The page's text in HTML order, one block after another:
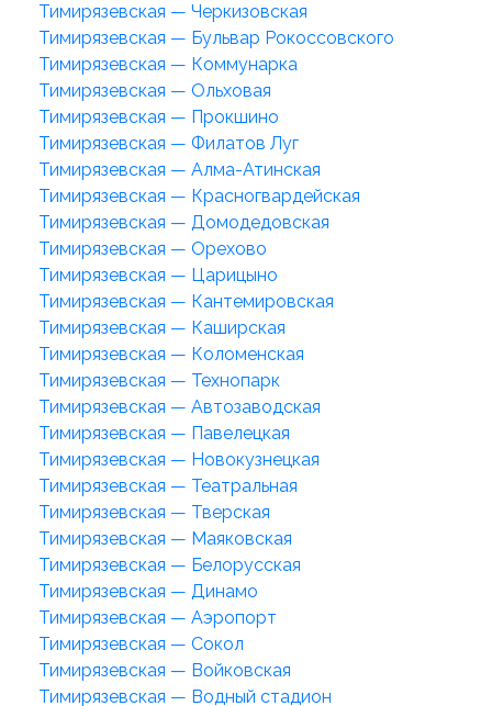
Тимирязевская — Черкизовская
Тимирязевская — Бульвар Рокоссовского
Тимирязевская — Коммунарка
Тимирязевская — Ольховая
Тимирязевская — Прокшино
Тимирязевская — Филатов Луг
Тимирязевская — Алма-Атинская
Тимирязевская — Красногвардейская
Тимирязевская — Домодедовская
Тимирязевская — Орехово
Тимирязевская — Царицыно
Тимирязевская — Кантемировская
Тимирязевская — Каширская
Тимирязевская — Коломенская
Тимирязевская — Технопарк
Тимирязевская — Автозаводская
Тимирязевская — Павелецкая
Тимирязевская — Новокузнецкая
Тимирязевская — Театральная
Тимирязевская — Тверская
Тимирязевская — Маяковская
Тимирязевская — Белорусская
Тимирязевская — Динамо
Тимирязевская — Аэропорт
Тимирязевская — Сокол
Тимирязевская — Войковская
Тимирязевская — Водный стадион